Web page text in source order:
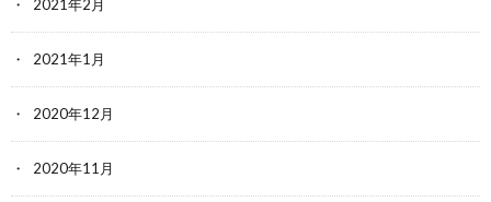
2021年2月
2021年1月
2020年12月
2020年11月